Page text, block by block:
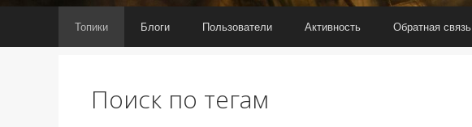
Топики Блоги Пользователи Активность Обратная связь
Поиск по тегам